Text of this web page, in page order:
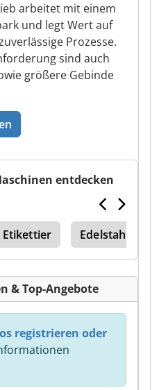
arbeitet mit einem
und legt Wert auf
Prozesse.
sind auch
größere Gebinde
entdecken
Etikettier Edelstahltank
& Top-Angebote
registrieren oder